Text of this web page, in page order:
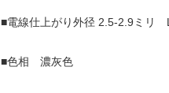
■電線仕上がり外径 2.5-2.9ミリ
■色相 濃灰色